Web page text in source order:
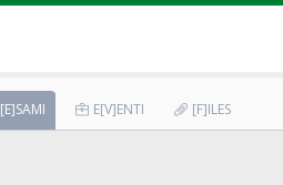
[E]SAMI E[V]ENTI [F]ILES